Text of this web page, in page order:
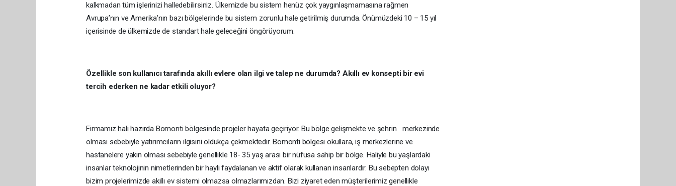
kalkmadan tüm işlerinizi halledebilirsiniz. Ülkemizde bu sistem henüz çok yaygınlaşmamasına rağmen
Avrupa’nın ve Amerika’nın bazı bölgelerinde bu sistem zorunlu hale getirilmiş durumda. Önümüzdeki 10 – 15 yıl
içerisinde de ülkemizde de standart hale geleceğini öngörüyorum.
Özellikle son kullanıcı tarafında akıllı evlere olan ilgi ve talep ne durumda? Akıllı ev konsepti bir evi
tercih ederken ne kadar etkili oluyor?
Firmamız hali hazırda Bomonti bölgesinde projeler hayata geçiriyor. Bu bölge gelişmekte ve şehrin merkezinde
olması sebebiyle yatırımcıların ilgisini oldukça çekmektedir. Bomonti bölgesi okullara, iş merkezlerine ve
hastanelere yakın olması sebebiyle genellikle 18- 35 yaş arası bir nüfusa sahip bir bölge. Haliyle bu yaşlardaki
insanlar teknolojinin nimetlerinden bir hayli faydalanan ve aktif olarak kullanan insanlardır. Bu sebepten dolayı
bizim projelerimizde akıllı ev sistemi olmazsa olmazlarımızdan. Bizi ziyaret eden müşterilerimiz genellikle